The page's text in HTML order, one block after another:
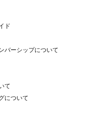
ド
バーシップについて
て
について